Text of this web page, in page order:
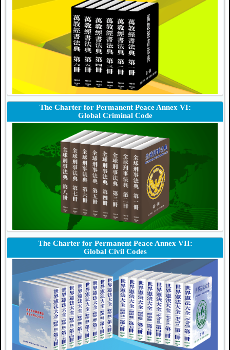
The Charter for Permanent Peace Annex VI:
Global Criminal Code
The Charter for Permanent Peace Annex VII:
Global Civil Codes